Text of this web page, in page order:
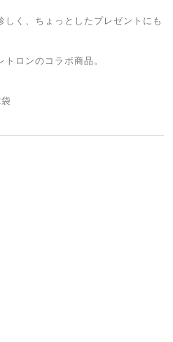
しく、ちょっとしたプレゼントにも
ロンのコラボ商品。